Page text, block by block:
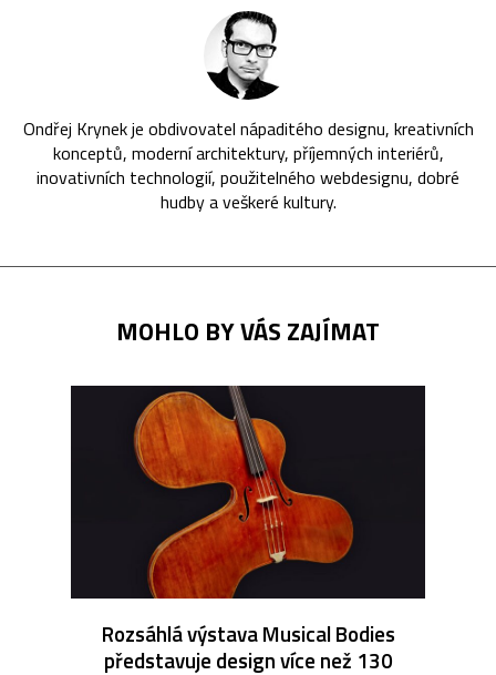
Ondřej Krynek je obdivovatel nápaditého designu, kreativních
konceptů, moderní architektury, příjemných interiérů,
inovativních technologií, použitelného webdesignu, dobré
hudby a veškeré kultury.
MOHLO BY VÁS ZAJÍMAT
Rozsáhlá výstava Musical Bodies
představuje design více než 130